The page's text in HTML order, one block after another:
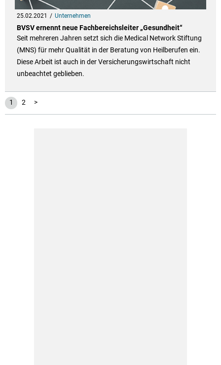
25.02.2021 Unternehmen
BVSV ernennt neue Fachbereichsleiter „Gesundheit“
Seit mehreren Jahren setzt sich die Medical Network Stiftung
(MNS) für mehr Qualität in der Beratung von Heilberufen ein.
Diese Arbeit ist auch in der Versicherungswirtschaft nicht
unbeachtet geblieben.
1 2 >